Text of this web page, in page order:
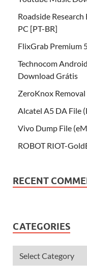
Roadside
PC [PT-BR]
FlixGrab Premium
Technocom
Download Grátis
ZeroKnox
Alcatel A5 DA File
Vivo Dump File
ROBOT RIOT-
RECENT
CATEGORIES